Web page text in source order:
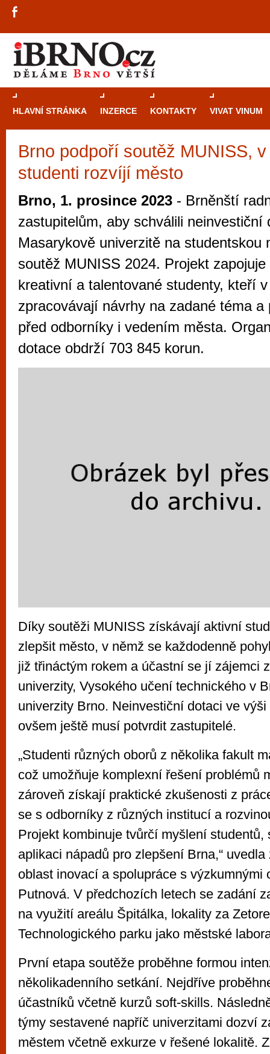
HLAVNÍ STRÁNKA INZERCE KONTAKTY VIVAT VINUM
Brno podpoří soutěž MUNISS,
studenti rozvíjí město
Brno, 1. prosince 2023 - Brněnští
zastupitelům, aby schválili neinvestiční
Masarykově univerzitě na studentskou
soutěž MUNISS 2024. Projekt
kreativní a talentované studenty, kteří
zpracovávají návrhy na zadané téma a
před odborníky i vedením města.
dotace obdrží 703 845 korun.
Díky soutěži MUNISS získávají aktivní
zlepšit město, v němž se každodenně
již třináctým rokem a účastní se jí zájemci
univerzity, Vysokého učení technického v
univerzity Brno. Neinvestiční dotaci ve
ovšem ještě musí potvrdit zastupitelé.
„Studenti různých oborů z několika fakult
což umožňuje komplexní řešení problémů
zároveň získají praktické zkušenosti z
se s odborníky z různých institucí a
Projekt kombinuje tvůrčí myšlení studentů,
aplikaci nápadů pro zlepšení Brna,“
oblast inovací a spolupráce s výzkumnými
Putnová. V předchozích letech se zadání
na využití areálu Špitálka, lokality za
Technologického parku jako městské
První etapa soutěže proběhne formou
několikadenního setkání. Nejdříve
účastníků včetně kurzů soft-skills.
týmy sestavené napříč univerzitami dozví
městem včetně exkurze v řešené lokalitě.
Průvodce
Brně: Od
Brno je
zajímavé
restaurace,
Mimo jiné je ale také místem, kde si
vyzkoušet různé kasinové hry. V
metropoli naleznete širokou nabídku her
po moderní automaty jak pro pravidelné
příležitostné hráče. V...